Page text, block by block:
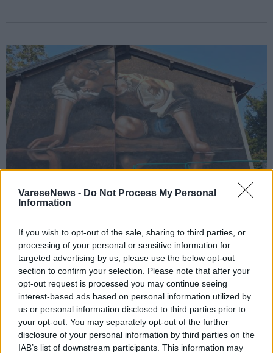
VareseNews - Do Not Process My Personal
Information
If you wish to opt-out of the sale, sharing to third parties, or
processing of your personal or sensitive information for
targeted advertising by us, please use the below opt-out
section to confirm your selection. Please note that after your
opt-out request is processed you may continue seeing
interest-based ads based on personal information utilized by
us or personal information disclosed to third parties prior to
your opt-out. You may separately opt-out of the further
disclosure of your personal information by third parties on the
IAB’s list of downstream participants. This information may
COMERIO
Andrea Ravo Mattoni porta il Narciso di
Caravaggio a Comerio
Il nuovo murale di Andrea Ravo Mattoni a Comerio